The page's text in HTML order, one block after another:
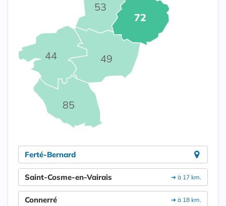
44 49
53
72
85
Ferté-Bernard
➔ à 17 km.
Saint-Cosme-en-Vairais
➔ à 18 km.
Connerré